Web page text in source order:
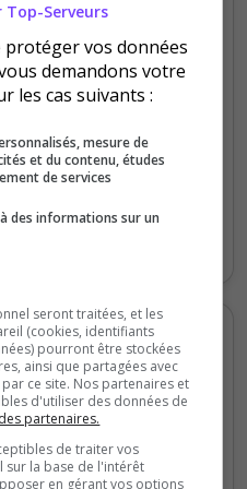
Top-Serveurs
vos données
demandons votre
les cas suivants :
mesure de
et du contenu, études
de services
des informations sur un
seront traitées, et les
(cookies, identifiants
pourront être stockées
ainsi que partagées avec
ce site. Nos partenaires et
d'utiliser des données de
partenaires.
de traiter vos
sur la base de l'intérêt
en gérant vos options